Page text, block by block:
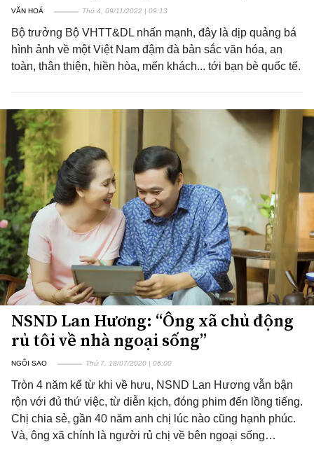
VĂN HOÁ Thứ 4, 09/11/2022 | 09:13
Bộ trưởng Bộ VHTT&DL nhấn mạnh, đây là dịp quảng bá
hình ảnh về một Việt Nam đậm đà bản sắc văn hóa, an
toàn, thân thiện, hiền hòa, mến khách... tới bạn bè quốc tế.
NSND Lan Hương: “Ông xã chủ động
rủ tôi về nhà ngoại sống”
NGÔI SAO Thứ 7, 18/07/2020 | 06:00
Tròn 4 năm kể từ khi về hưu, NSND Lan Hương vẫn bận
rộn với đủ thứ việc, từ diễn kịch, đóng phim đến lồng tiếng.
Chị chia sẻ, gần 40 năm anh chị lúc nào cũng hạnh phúc.
Và, ông xã chính là người rủ chị về bên ngoại sống…